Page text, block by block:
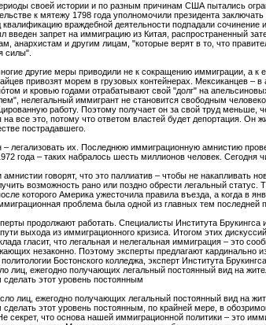
своей истории и по разным причинам США пытались
к мятежу 1798 года уполномочили президента
враждебной деятельности подпадали сочинение
введен запрет на иммиграцию из Китая, распространенный
анархистам и другим лицам, "которые верят в то, что
силы".
другие меры приводили не к сокращению иммиграции, а
привозят морем в грузовых контейнерах. Мексиканцев
и кровью годами отрабатывают свой "долг" на
нелегальный иммигрант не становится свободным
работу. Поэтому получает он за свой труд меньше,
на все это, потому что ответом властей будет депортация.
пострадавшего.
– легализовать их. Последнюю иммиграционную амнистию
года – таких набралось шесть миллионов человек.
амнистии говорят, что это паллиатив – чтобы не
возможность рано или поздно обрести легальный
которого Америка ужесточила правила въезда, а когда в
проблема была одной из главных тем последней
продолжают работать. Специалисты Института
выхода из иммиграционного кризиса. Итогом этих
гласит, что легальная и нелегальная иммиграция – это
незаконно. Поэтому эксперты предлагают кардинально
Бостонского колледжа, эксперт Института
лиц, ежегодно получающих легальный постоянный вид на
сделать этот уровень постоянным
лиц, ежегодно получающих легальный постоянный вид на
сделать этот уровень постоянным, по крайней мере, в
секрет, что основа нашей иммиграционной политики – это